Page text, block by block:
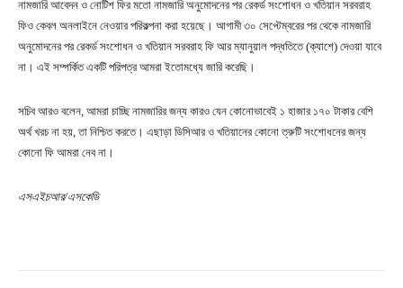
নামজারি আবেদন ও নোটিশ ফির মতো নামজারি অনুমোদনের পর রেকর্ড সংশোধন ও খতিয়ান সরবরাহ
ফিও কেবল অনলাইনে নেওয়ার পরিকল্পনা করা হয়েছে। আগামী ৩০ সেপ্টেম্বরের পর থেকে নামজারি
অনুমোদনের পর রেকর্ড সংশোধন ও খতিয়ান সরবরাহ ফি আর ম্যানুয়াল পদ্ধতিতে (ক্যাশে) দেওয়া যাবে
না। এই সম্পর্কিত একটি পরিপত্র আমরা ইতোমধ্যে জারি করেছি।
সচিব আরও বলেন, আমরা চাচ্ছি নামজারির জন্য কারও যেন কোনোভাবেই ১ হাজার ১৭০ টাকার বেশি
অর্থ খরচ না হয়, তা নিশ্চিত করতে। এছাড়া ডিসিআর ও খতিয়ানের কোনো ত্রুটি সংশোধনের জন্য
কোনো ফি আমরা নেব না।
এসএইচআর/এসকেডি